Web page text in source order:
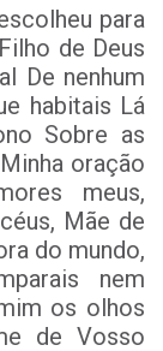
para
de Deus
De nenhum
habitais Lá
Sobre as
oração
meus,
Mãe de
do mundo,
nem
os olhos
de Vosso